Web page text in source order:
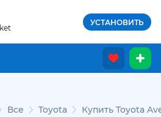
УСТАНОВИТЬ
Все Toyota Купить Toyota